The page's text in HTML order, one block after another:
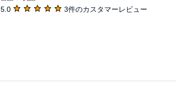
5.0 3件のカスタマーレビュー